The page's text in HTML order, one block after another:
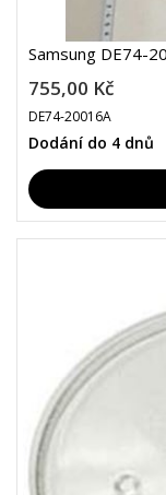
Samsung DE74-
755,00 Kč
DE74-20016A
Dodání do 4 dnů